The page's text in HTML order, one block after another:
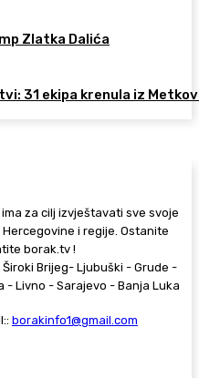
Zlatka Dalića
31 ekipa krenula iz
za cilj izvještavati sve svoje
i regije. Ostanite
borak.tv !
Brijeg- Ljubuški - Grude -
- Livno - Sarajevo - Banja Luka
borakinfo1@gmail.com